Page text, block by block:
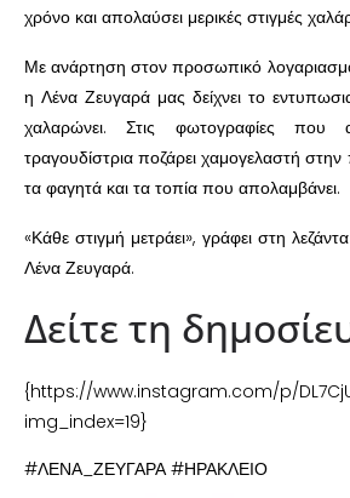
χρόνο και απολαύσει μερικές στιγμές
Με ανάρτηση στον προσωπικό
η Λένα Ζευγαρά μας δείχνει το
χαλαρώνει. Στις φωτογραφίες που
τραγουδίστρια ποζάρει χαμογελαστή στην
τα φαγητά και τα τοπία που απολαμβάνει.
«Κάθε στιγμή μετράει», γράφει στη
Λένα Ζευγαρά.
Δείτε τη
{https://www.instagram.com/p/
img_index=19}
#ΛΕΝΑ_ΖΕΥΓΑΡΑ #ΗΡΑΚΛΕΙΟ